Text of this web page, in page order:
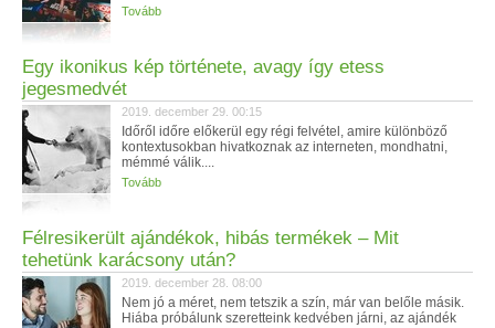
Tovább
Egy ikonikus kép története, avagy így etess
jegesmedvét
2019. december 29. 00:15
Időről időre előkerül egy régi felvétel, amire különböző
kontextusokban hivatkoznak az interneten, mondhatni,
mémmé válik....
Tovább
Félresikerült ajándékok, hibás termékek – Mit
tehetünk karácsony után?
2019. december 28. 08:00
Nem jó a méret, nem tetszik a szín, már van belőle másik.
Hiába próbálunk szeretteink kedvében járni, az ajándék